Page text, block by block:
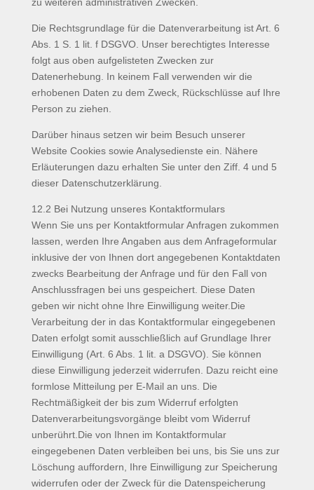
zu weiteren administrativen Zwecken.
Die Rechtsgrundlage für die Datenverarbeitung ist Art. 6
Abs. 1 S. 1 lit. f DSGVO. Unser berechtigtes Interesse
folgt aus oben aufgelisteten Zwecken zur
Datenerhebung. In keinem Fall verwenden wir die
erhobenen Daten zu dem Zweck, Rückschlüsse auf Ihre
Person zu ziehen.
Darüber hinaus setzen wir beim Besuch unserer
Website Cookies sowie Analysedienste ein. Nähere
Erläuterungen dazu erhalten Sie unter den Ziff. 4 und 5
dieser Datenschutzerklärung.
12.2 Bei Nutzung unseres Kontaktformulars
Wenn Sie uns per Kontaktformular Anfragen zukommen
lassen, werden Ihre Angaben aus dem Anfrageformular
inklusive der von Ihnen dort angegebenen Kontaktdaten
zwecks Bearbeitung der Anfrage und für den Fall von
Anschlussfragen bei uns gespeichert. Diese Daten
geben wir nicht ohne Ihre Einwilligung weiter.Die
Verarbeitung der in das Kontaktformular eingegebenen
Daten erfolgt somit ausschließlich auf Grundlage Ihrer
Einwilligung (Art. 6 Abs. 1 lit. a DSGVO). Sie können
diese Einwilligung jederzeit widerrufen. Dazu reicht eine
formlose Mitteilung per E-Mail an uns. Die
Rechtmäßigkeit der bis zum Widerruf erfolgten
Datenverarbeitungsvorgänge bleibt vom Widerruf
unberührt.Die von Ihnen im Kontaktformular
eingegebenen Daten verbleiben bei uns, bis Sie uns zur
Löschung auffordern, Ihre Einwilligung zur Speicherung
widerrufen oder der Zweck für die Datenspeicherung